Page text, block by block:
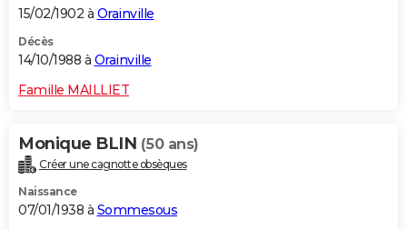
15/02/1902 à Orainville
Décès
14/10/1988 à Orainville
Famille MAILLIET
Monique BLIN (50 ans)
Créer une cagnotte obsèques
Naissance
07/01/1938 à Sommesous